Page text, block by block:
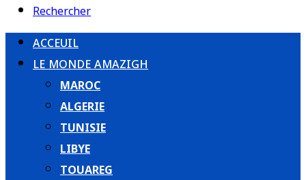
Rechercher
ACCEUIL
LE MONDE AMAZIGH
MAROC
ALGERIE
TUNISIE
LIBYE
TOUAREG